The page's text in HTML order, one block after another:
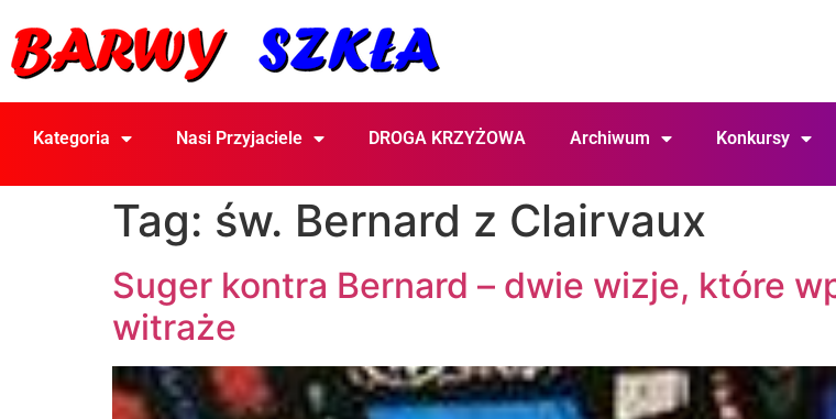
Kategoria Nasi Przyjaciele DROGA KRZYŻOWA Archiwum Konkursy
Tag: św. Bernard z Clairvaux
Suger kontra Bernard – dwie wizje, które
witraże